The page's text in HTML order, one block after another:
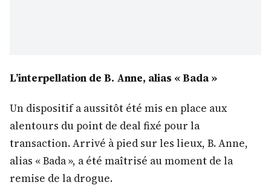
L’interpellation de B. Anne, alias « Bada »
Un dispositif a aussitôt été mis en place aux
alentours du point de deal fixé pour la
transaction. Arrivé à pied sur les lieux, B. Anne,
alias « Bada », a été maîtrisé au moment de la
remise de la drogue.